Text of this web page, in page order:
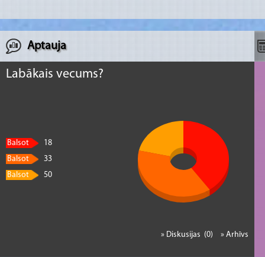
Aptauja
Labākais vecums?
Balsot
18
Balsot
33
Balsot
50
» Arhīvs
» Diskusijas (0)